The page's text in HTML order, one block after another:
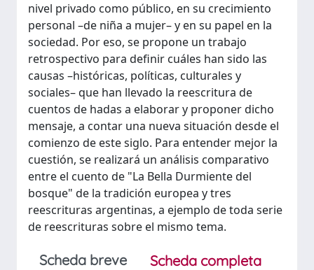
nivel privado como público, en su crecimiento
personal –de niña a mujer– y en su papel en la
sociedad. Por eso, se propone un trabajo
retrospectivo para definir cuáles han sido las
causas –históricas, políticas, culturales y
sociales– que han llevado la reescritura de
cuentos de hadas a elaborar y proponer dicho
mensaje, a contar una nueva situación desde el
comienzo de este siglo. Para entender mejor la
cuestión, se realizará un análisis comparativo
entre el cuento de "La Bella Durmiente del
bosque" de la tradición europea y tres
reescrituras argentinas, a ejemplo de toda serie
de reescrituras sobre el mismo tema.
Scheda breve
Scheda completa